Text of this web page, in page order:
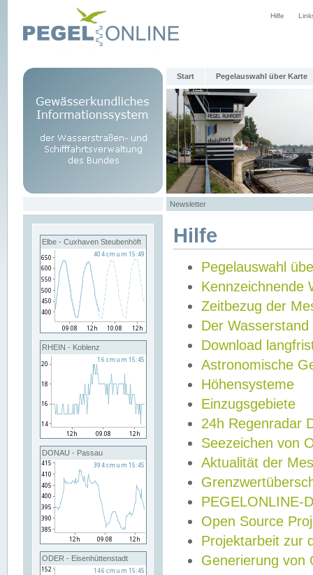
Hilfe
Start Pegelauswahl über Karte
Newsletter
Elbe - Cuxhaven Steubenhöft
RHEIN - Koblenz
DONAU - Passau
ODER - Eisenhüttenstadt
Hilfe
Pegelauswahl
Kennzeichnende
Zeitbezug der
Der Wasserstand
Download
Astronomische
Höhensysteme
Einzugsgebiete
24h Regenradar
Seezeichen von
Aktualität der
PEGELONLINE-
Open Source
Projektarbeit zur
Generierung von